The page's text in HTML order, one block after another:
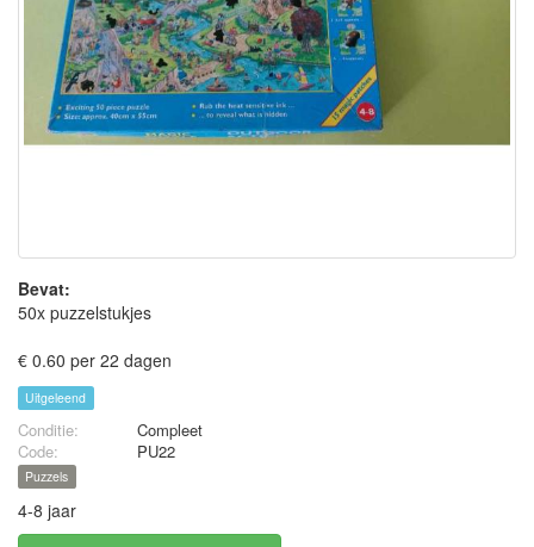
Bevat:
50x puzzelstukjes
€ 0.60 per 22 dagen
Uitgeleend
Conditie:
Compleet
Code:
PU22
Puzzels
4-8 jaar